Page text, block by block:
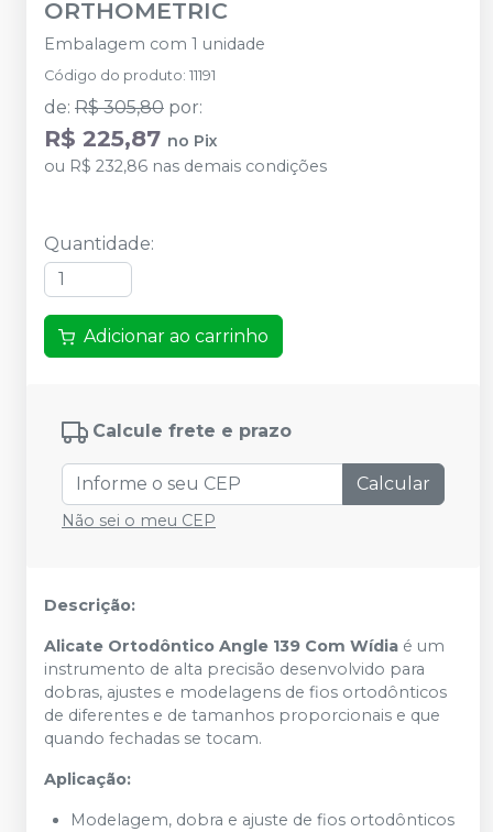
ORTHOMETRIC
Embalagem com 1 unidade
Código do produto: 11191
de: R$ 305,80 por:
R$ 225,87 no Pix
ou R$ 232,86 nas demais condições
Quantidade:
Adicionar ao carrinho
Calcule frete e prazo
Calcular
Não sei o meu CEP
Descrição:
Alicate Ortodôntico Angle 139 Com Wídia é um
instrumento de alta precisão desenvolvido para
dobras, ajustes e modelagens de fios ortodônticos
de diferentes e de tamanhos proporcionais e que
quando fechadas se tocam.
Aplicação:
Modelagem, dobra e ajuste de fios ortodônticos